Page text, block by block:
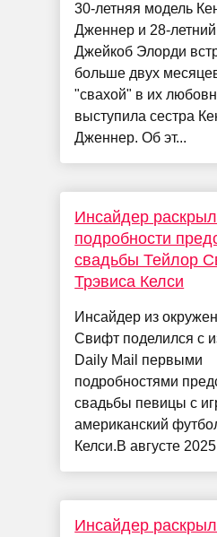
30-летняя модель
Дженнер и 28-летний
Джейкоб Элорди
больше двух
"свахой" в их
выступила сестра
Дженнер. Об эт...
Инсайдер раскрыл
подробности
свадьбы Тейлор
Трэвиса Келси
Инсайдер из
Свифт поделился с
Daily Mail первыми
подробностями
свадьбы певицы с
американский
Келси.В августе
Инсайдер раскрыл